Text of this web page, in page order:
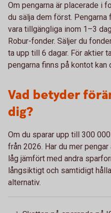
Om pengarna är placerade i
du sälja dem först.
vara tillgängliga inom 1–3
Robur-fonder. Säljer du
ta upp till 6 dagar. För aktier
pengarna finns på kontot kan
Vad betyder
dig?
Om du sparar upp till 300
från 2026. Har du mer
låg jämfört med andra
långsiktigt och samtidigt
alternativ.